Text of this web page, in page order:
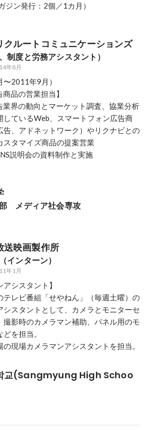
ジン発行：2個／1カ月）
クルートコミュニケーションズ
制度と労務アシスタント）
年8月
〜2011年9月）
商品の営業担当】
業界の動向とマーケット調査、協業分析
しているWeb、スマートフォン広告商
告、アドネットワーク）やリクナビとの
スタマイズ商品の提案営業
説明会の資料制作と実施
　メディア社会専攻
送映画製作所
インターン）
年1月
アシスタント】
テレビ番組「せやねん」（毎週土曜）の
シスタントとして、カメラとモニターセ
撮影時のカメラマン補助、パネル用のモ
を担当。
の現場カメラマンアシスタントを担当。
교(Sangmyung High Schoo